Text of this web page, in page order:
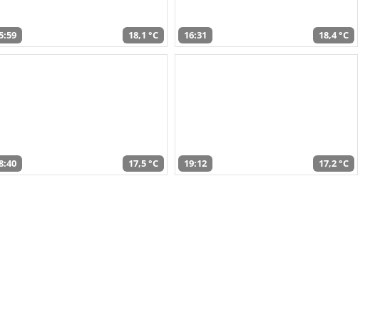
18,1 °C 16:31 18,4 °C
17,5 °C 19:12 17,2 °C